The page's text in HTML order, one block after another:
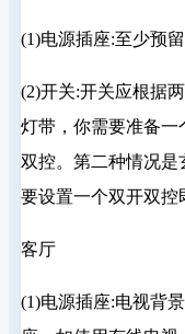
(1)电源插座:至少预留
(2)开关:开关应根据
灯带，你需要准备一
双控。第二种情况是
要设置一个双开双控
客厅
(1)电源插座:电视背